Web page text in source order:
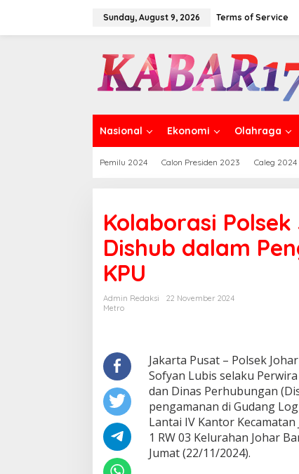
Sunday, August 9, 2026 Terms of Service
Nasional Ekonomi Olahraga
Pemilu 2024 Calon Presiden 2023 Caleg 2024
Kolaborasi
Dishub dalam
KPU
Admin Redaksi
22 November 2024
Metro
Jakarta Pusat – Polsek
Sofyan Lubis selaku
dan Dinas Perhubungan
pengamanan di Gudang
Lantai IV Kantor
1 RW 03 Kelurahan Johar
Jumat (22/11/2024).